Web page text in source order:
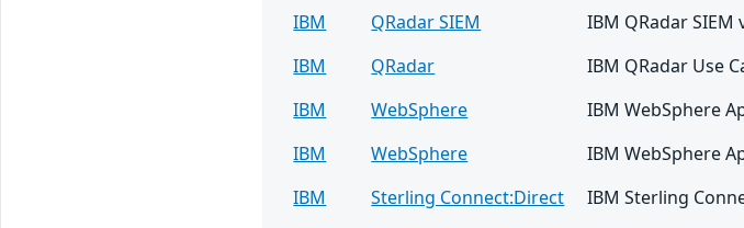
IBM
QRadar SIEM
IBM QRadar SIEM
IBM
QRadar
IBM QRadar Use
IBM
WebSphere
IBM WebSphere
IBM
WebSphere
IBM WebSphere
IBM
Sterling Connect:Direct
IBM Sterling